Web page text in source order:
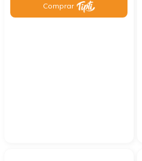
Comprar